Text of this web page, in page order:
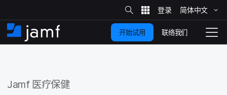
​
至
​
内
站
​内
​搜
索
简体​中文
首
​
拨
动
开始试用 联络我们
Jamf 医​疗​保健